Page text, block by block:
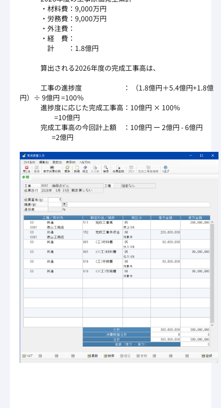
・材料費：9,000万円
・労務費：9,000万円
・外注費：
・経 費：
計 ：1.8億円
算出される2026年度の完成工事高は、
工事の進捗度 ： （1.8億円＋5.4億円+1.8億
円）÷ 9億円 =100％
進捗度に応じた完成工事高：10億円 × 100%
=10億円
完成工事高の今回計上額 ：10億円 ー 2億円 - 6億円
=2億円